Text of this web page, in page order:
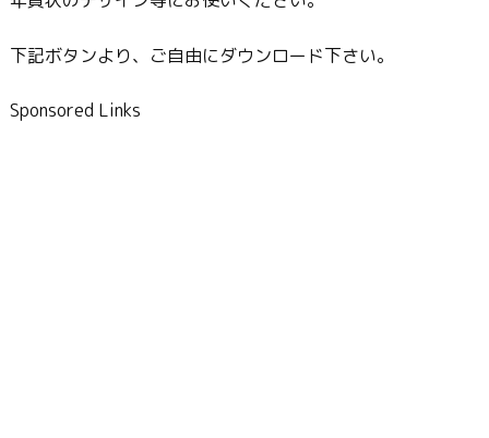
下記ボタンより、ご自由にダウンロード下さい。
Sponsored Links